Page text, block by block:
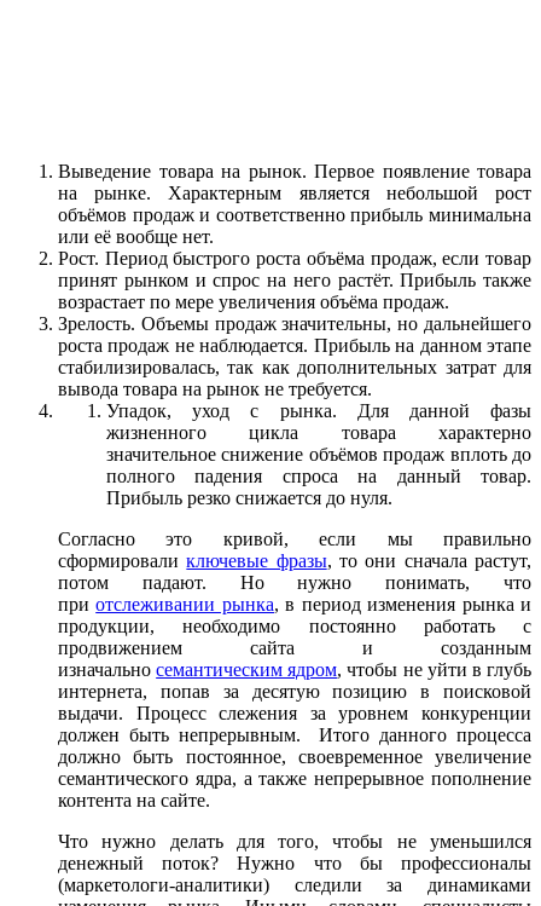
Выведение товара на рынок. Первое появление товара
на рынке. Характерным является небольшой рост
объёмов продаж и соответственно прибыль минимальна
или её вообще нет.
Рост. Период быстрого роста объёма продаж, если товар
принят рынком и спрос на него растёт. Прибыль также
возрастает по мере увеличения объёма продаж.
Зрелость. Объемы продаж значительны, но дальнейшего
роста продаж не наблюдается. Прибыль на данном этапе
стабилизировалась, так как дополнительных затрат для
вывода товара на рынок не требуется.
Упадок, уход с рынка. Для данной фазы
жизненного цикла товара характерно
значительное снижение объёмов продаж вплоть до
полного падения спроса на данный товар.
Прибыль резко снижается до нуля.
Согласно это кривой, если мы правильно
сформировалиключевые фразы, то они сначала растут,
потом падают. Но нужно понимать, что
приотслеживании рынка, в период изменения рынка и
продукции, необходимо постоянно работать с
продвижением сайта и созданным
изначальносемантическим ядром, чтобы не уйти в глубь
интернета, попав за десятую позицию в поисковой
выдачи. Процесс слежения за уровнем конкуренции
должен быть непрерывным. Итого данного процесса
должно быть постоянное, своевременное увеличение
семантического ядра, а также непрерывное пополнение
контента на сайте.
Что нужно делать для того, чтобы не уменьшился
денежный поток? Нужно что бы профессионалы
(маркетологи-аналитики) следили за динамиками